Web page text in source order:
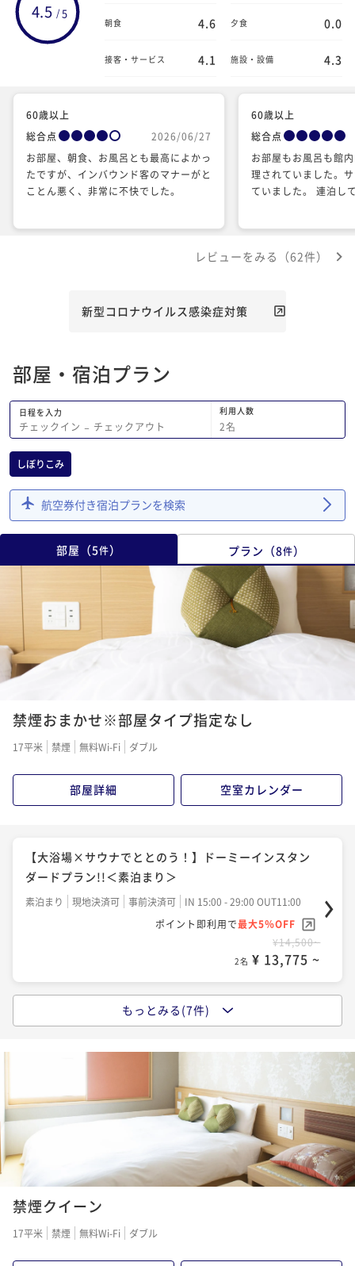
4.5 /5
朝食 4.6 夕食 0.0
接客・サービス 4.1 施設・設備 4.3
60歳以上
総合点
2026/06/27
お部屋、朝食、お風呂とも最高によかっ
たですが、インバウンド客のマナーがと
ことん悪く、非常に不快でした。
60歳以上
総合点
お部屋もお風呂も館
理されていました。
ていました。 連泊し
レビューをみる（62件）
新型コロナウイルス感染症対策
部屋・宿泊プラン
日程を入力
チェックイン − チェックアウト
利用人数
2名
しぼりこみ
航空券付き宿泊プランを検索
部屋 （5件） プラン （8件）
禁煙おまかせ※部屋タイプ指定なし
17平米 禁煙 無料Wi-Fi ダブル
部屋詳細 空室カレンダー
【大浴場×サウナでととのう！】ドーミーインスタン
ダードプラン!!＜素泊まり＞
素泊まり 現地決済可 事前決済可
IN 15:00 - 29:00 OUT11:00
ポイント即利用で最大5％OFF
¥14,500~
2名 ¥ 13,775 ~
【ロングステイ◆素泊り】15時イン～13時アウトの22
ポイント即利用で
¥18,500~
2名 ¥ 17,575 ~
【ロングステイ◆素泊り】13時イン～11時アウトの22
時間ステイプラン
¥18,500~
もっとみる(7件)
禁煙クイーン
17平米 禁煙 無料Wi-Fi ダブル